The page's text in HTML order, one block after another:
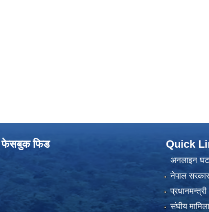
फेसबुक फिड Quick
अनलाइन
नेपाल सरकार
संघीय